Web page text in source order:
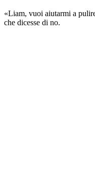
«Liam, vuoi aiutarmi a
che dicesse di no.